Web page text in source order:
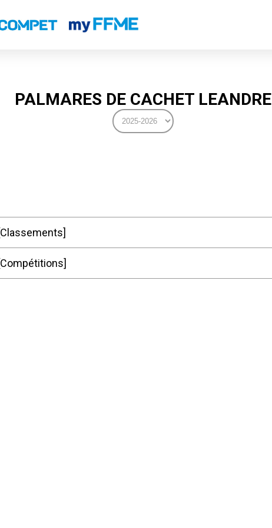
PALMARES DE CACHET LEANDRE
Classements
Compétitions